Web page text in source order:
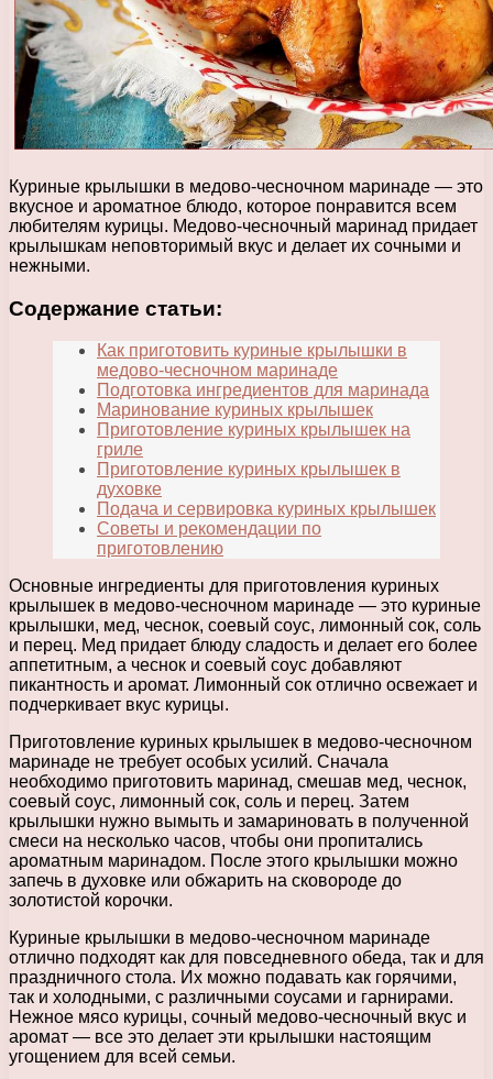
Куриные крылышки в медово-чесночном маринаде — это
вкусное и ароматное блюдо, которое понравится всем
любителям курицы. Медово-чесночный маринад придает
крылышкам неповторимый вкус и делает их сочными и
нежными.
Содержание статьи:
Как приготовить куриные крылышки в
медово-чесночном маринаде
Подготовка ингредиентов для маринада
Маринование куриных крылышек
Приготовление куриных крылышек на
гриле
Приготовление куриных крылышек в
духовке
Подача и сервировка куриных крылышек
Советы и рекомендации по
приготовлению
Основные ингредиенты для приготовления куриных
крылышек в медово-чесночном маринаде — это куриные
крылышки, мед, чеснок, соевый соус, лимонный сок, соль
и перец. Мед придает блюду сладость и делает его более
аппетитным, а чеснок и соевый соус добавляют
пикантность и аромат. Лимонный сок отлично освежает и
подчеркивает вкус курицы.
Приготовление куриных крылышек в медово-чесночном
маринаде не требует особых усилий. Сначала
необходимо приготовить маринад, смешав мед, чеснок,
соевый соус, лимонный сок, соль и перец. Затем
крылышки нужно вымыть и замариновать в полученной
смеси на несколько часов, чтобы они пропитались
ароматным маринадом. После этого крылышки можно
запечь в духовке или обжарить на сковороде до
золотистой корочки.
Куриные крылышки в медово-чесночном маринаде
отлично подходят как для повседневного обеда, так и для
праздничного стола. Их можно подавать как горячими,
так и холодными, с различными соусами и гарнирами.
Нежное мясо курицы, сочный медово-чесночный вкус и
аромат — все это делает эти крылышки настоящим
угощением для всей семьи.